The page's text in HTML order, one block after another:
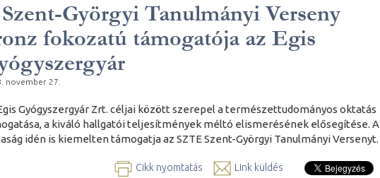
Györgyi Tanulmányi Verseny
fokozatú támogatója az Egis
november 27.
Gyógyszergyár Zrt. céljai között szerepel a természettudományos oktatás
a kiváló hallgatói teljesítmények méltó elismerésének elősegítése. A
idén is kiemelten támogatja az SZTE Szent-Györgyi Tanulmányi Versenyt.
Cikk nyomtatás Link küldés